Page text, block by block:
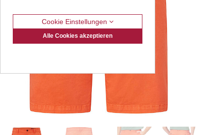
Cookie Einstellungen
Alle Cookies akzeptieren